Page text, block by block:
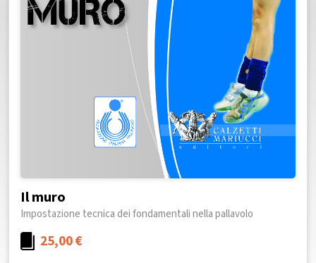
Il muro
Impostazione tecnica dei fondamentali nella pallavolo
25,00€